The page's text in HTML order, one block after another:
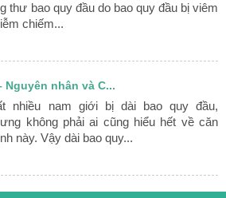
thư bao quy đầu do bao quy đầu bị viêm
chiếm...
Nguyên nhân và C...
nhiều nam giới bị dài bao quy đầu,
không phải ai cũng hiểu hết về căn
này. Vậy dài bao quy...